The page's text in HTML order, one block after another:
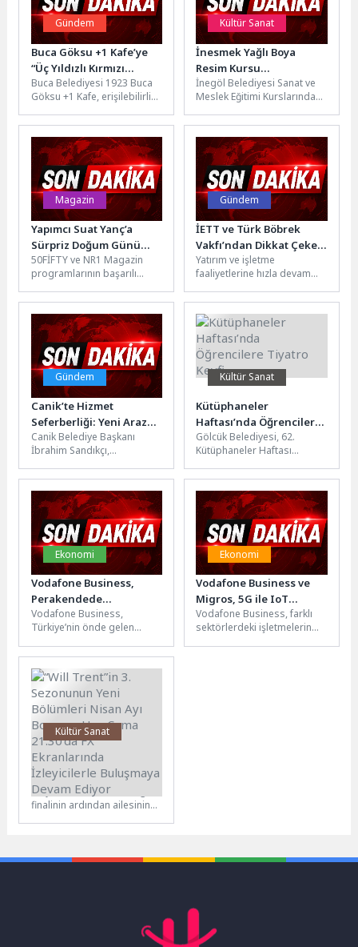
Gündem
Buca Göksu +1 Kafe’ye
“Üç Yıldızlı Kırmızı
Bayrak”
Buca Belediyesi 1923 Buca
Göksu +1 Kafe, erişilebilirlik
üzerine taşıyarak en yüksek...
Kültür Sanat
İnesmek Yağlı Boya
Resim Kursu
Kursiyerlerinin Eserleri
Görücüye Çıktı
İnegöl Belediyesi Sanat ve
Meslek Eğitimi Kurslarında
kursuna katılan kursiyerler,
ilk...
Magazin
Yapımcı Suat Yanç’a
Sürpriz Doğum Günü
Kutlaması!
50FİFTY ve NR1 Magazin
programlarının başarılı
dostlarının düzenlediği
sürpriz bir organizasyonla
yeni...
Gündem
İETT ve Türk Böbrek
Vakfı’ndan Dikkat Çeken
Proje
Yatırım ve işletme
faaliyetlerine hızla devam
sorumluluk projelerine de
bir yenisini ekliyor....
Gündem
Canik’te Hizmet
Seferberliği: Yeni Arazöz
Filoda
Canik Belediye Başkanı
İbrahim Sandıkçı,
yeni araçlarla güçlendirmeye
devam ettiklerini kaydederek
hızlı...
Kültür Sanat
Kütüphaneler
Haftası’nda Öğrencilere
Tiyatro Keyfi
Gölcük Belediyesi, 62.
Kütüphaneler Haftası
öğrencilerini Kazıklı
Kervansarayı’nda özel bir
tiyatro oyunuyla
ağırladı.Gölcük...
Ekonomi
Vodafone Business,
Perakendede
Dijitalleşmeyi 5G ile
Hızlandırıyor
Vodafone Business,
Türkiye’nin önde gelen
hayata geçirdiği iş
birlikleriyle mağazaları
veriyle yönetilen, müşteri...
Ekonomi
Vodafone Business ve
Migros, 5G ile IoT
Tabanlı Destek
Uygulamaları Hayata
Geçirdi
Vodafone Business, farklı
sektörlerdeki işletmelerin
Kültür Sanat
“Will Trent”in 3.
Sezonunun Yeni
Bölümleri Nisan Ayı
Boyunca Her Cuma
21.30’da FX Ekranlarında
Devam Ediyor
Geçen sezonun bomba gibi
finalinin ardından ailesinin